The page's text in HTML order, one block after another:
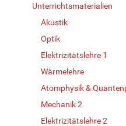
Unterrichtsmaterialien
Akustik
Optik
Elektrizitätslehre 1
Wärmelehre
Atomphysik &
Mechanik 2
Elektrizitätslehre 2